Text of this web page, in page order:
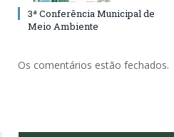
3ª Conferência Municipal de
Meio Ambiente
Os comentários estão fechados.